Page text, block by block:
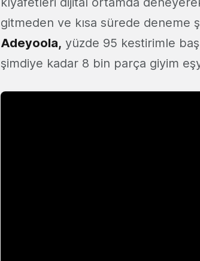
gitmeden ve kısa sürede deneme
Adeyoola, yüzde 95 kestirimle
şimdiye kadar 8 bin parça giyim